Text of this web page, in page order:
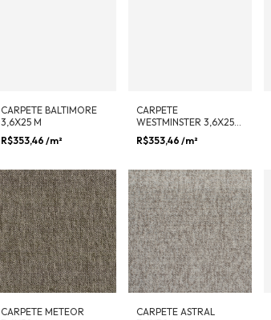
CARPETE BALTIMORE
3,6X25 M
R$353,46 /m²
CARPETE
WESTMINSTER 3,6X25
M
R$353,46 /m²
CARPETE METEOR
CARPETE ASTRAL